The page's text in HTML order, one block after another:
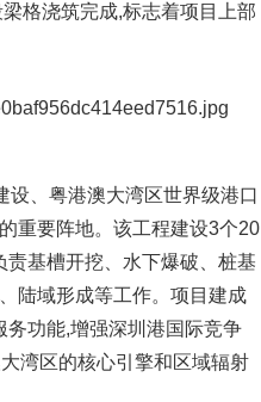
格浇筑完成,标志着项目上部
设、粤港澳大湾区世界级港口
重要阵地。该工程建设3个20
基槽开挖、水下爆破、桩基
陆域形成等工作。项目建成
务功能,增强深圳港国际竞争
湾区的核心引擎和区域辐射